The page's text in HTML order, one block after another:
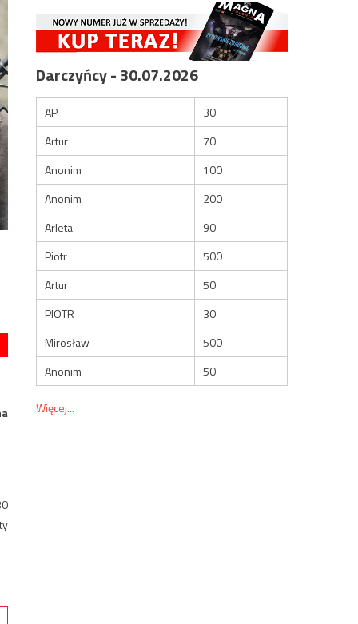
Darczyńcy - 30.07.2026
AP
30
Artur
70
Anonim
100
Anonim
200
Arleta
90
Piotr
500
Artur
50
PIOTR
30
Mirosław
500
Anonim
50
Więcej...